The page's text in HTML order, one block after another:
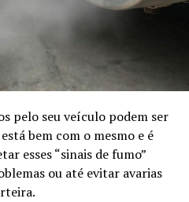
pelo seu veículo podem ser
bem com o mesmo e é
esses “sinais de fumo”
ou até evitar avarias